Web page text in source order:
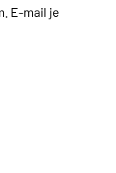
E-mail je